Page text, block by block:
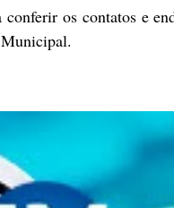
conferir os contatos e